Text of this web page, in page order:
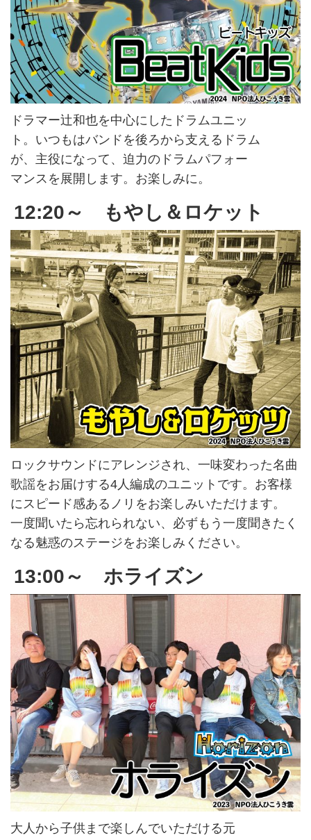
ドラマー辻和也を中心にしたドラムユニッ
ト。いつもはバンドを後ろから支えるドラム
が、主役になって、迫力のドラムパフォー
マンスを展開します。お楽しみに。
12:20～ もやし＆ロケット
ロックサウンドにアレンジされ、一味変わった名曲
歌謡をお届けする4人編成のユニットです。お客様
にスピード感あるノリをお楽しみいただけます。
一度聞いたら忘れられない、必ずもう一度聞きたく
なる魅惑のステージをお楽しみください。
13:00～ ホライズン
大人から子供まで楽しんでいただける元